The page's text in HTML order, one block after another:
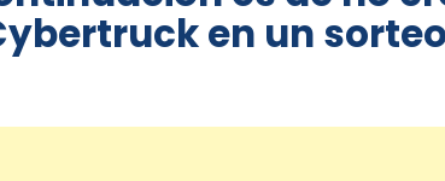
en un sorteo